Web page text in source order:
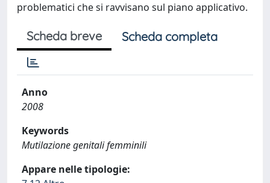
problematici che si ravvisano sul piano applicativo.
Scheda breve Scheda completa
Anno
2008
Keywords
Mutilazione genitali femminili
Appare nelle tipologie: